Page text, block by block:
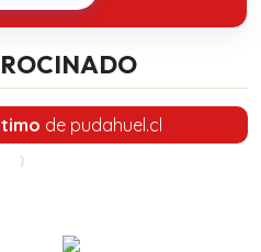
de pudahuel.cl